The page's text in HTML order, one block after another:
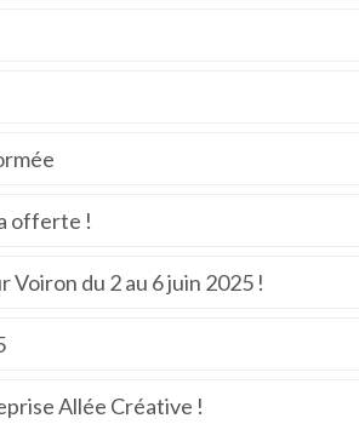
offerte !
du 2 au 6 juin 2025 !
Allée Créative !